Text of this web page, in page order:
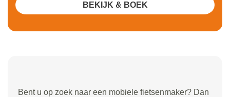
Bent u op zoek naar een mobiele fietsenmaker? Dan
BEKIJK & BOEK